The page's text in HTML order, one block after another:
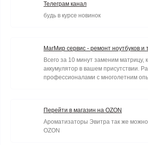
Телеграм канал
будь в курсе новинок
МагМир сервис - ремонт ноутбуков и
Всего за 10 минут заменим матрицу,
аккумулятор в вашем присутствии.
профессионалами с многолетним
Перейти в магазин на OZON
Ароматизаторы Эвитра так же можно
OZON